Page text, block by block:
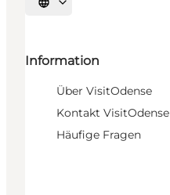
Sprache auswählen
Information
Über VisitOdense
Kontakt VisitOdense
Häufige Fragen